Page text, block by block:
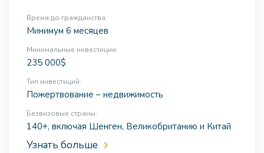
Время до гражданства:
Минимум 6 месяцев
Минимальные инвестиции:
235 000$
Тип инвестиций:
Пожертвование – недвижимость
Безвизовые страны:
140+, включая Шенген, Великобританию и Китай
Узнать больше